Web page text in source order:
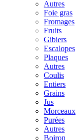
Autres
Foie gras
Fromages
Fruits
Gibiers
Escalopes
Plaques
Autres
Coulis
Entiers
Grains
Jus
Morceaux
Purées
Autres
Boiron